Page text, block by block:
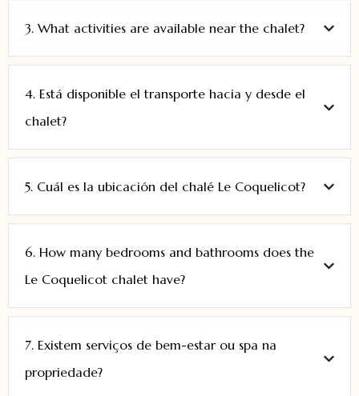
3. What activities are available near the chalet?
4. Está disponible el transporte hacia y desde el
chalet?
5. Cuál es la ubicación del chalé Le Coquelicot?
6. How many bedrooms and bathrooms does the
Le Coquelicot chalet have?
7. Existem serviços de bem-estar ou spa na
propriedade?